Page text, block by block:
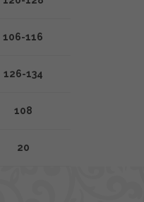
106-116
126-134
108
20